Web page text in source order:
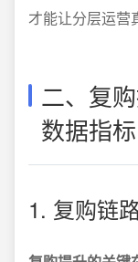
才能让分层运营
二、复
数据指标
1. 复购链